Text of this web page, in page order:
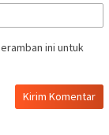
ini untuk